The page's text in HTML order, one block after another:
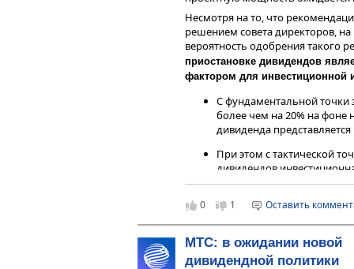
Несмотря на то, что
решением совета директоров,
вероятность одобрения такого
приостановке дивидендов
фактором для инвестиционной
С фундаментальной
более чем на 20% на фоне
дивиденда
При этом с тактической
дивидендов
существенных
Чтобы инвестировать в акции
сервисеГазпромбанк Инвестиции
Читайте последние новости и
Газпромбанк Инвестиции
0 1 Оставить
МТС: в ожидании новой
дивидендной политики